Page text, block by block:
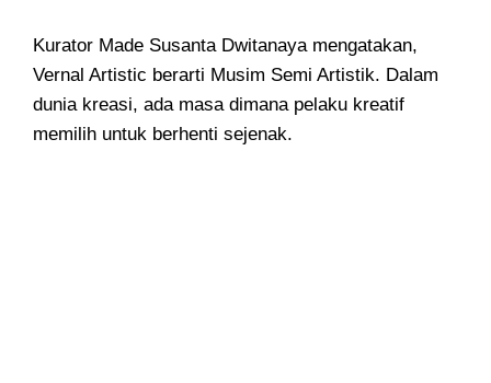
Kurator Made Susanta Dwitanaya mengatakan,
Vernal Artistic berarti Musim Semi Artistik. Dalam
dunia kreasi, ada masa dimana pelaku kreatif
memilih untuk berhenti sejenak.